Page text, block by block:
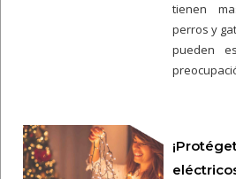
tienen
perros y
pueden